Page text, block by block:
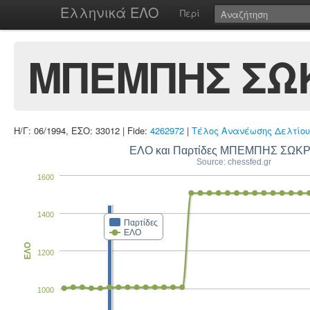
Ελληνικά ΕΛΟ Περί
ΜΠΕΜΠΗΣ
Η/Γ: 06/1994, ΕΣΟ: 33012 | Fide: 4262972 | Τέλος Ανανέωσης Δελτίου
ΕΛΟ και Παρτίδες ΜΠΕΜΠΗΣ
Source: chessfed.gr
Παρτίδες
ΕΛΟ
1000
1200
1400
1600
ΕΛΟ